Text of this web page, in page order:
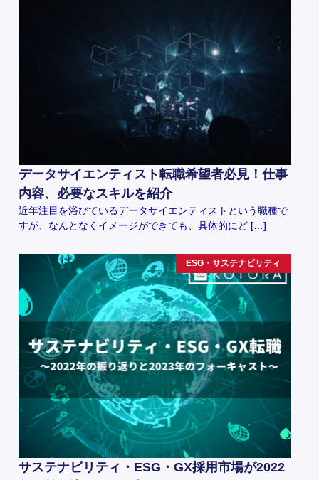
データサイエンティスト転職希望者必見！仕事
内容、必要なスキルを紹介
近年注目を浴びているデータサイエンティストという職種で
すが、なんとなくイメージができても、具体的にど […]
ESG・サステナビリティ
サステナビリティ・ESG・GX採用市場が2022